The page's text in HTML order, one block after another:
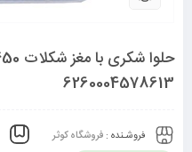
6260004578613
فروشـنده : فروشگاه کوثر